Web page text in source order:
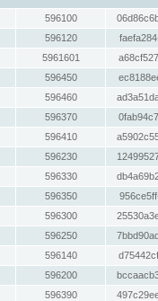
596100
596120
5961601
596450
596460
596370
596410
596230
596330
596350
596300
596250
596140
596200
596390